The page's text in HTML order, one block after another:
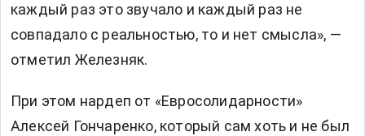
каждый раз это звучало и каждый раз не
совпадало с реальностью, то и нет смысла», —
отметил Железняк.
При этом нардеп от «Евросолидарности»
Алексей Гончаренко, который сам хоть и не был